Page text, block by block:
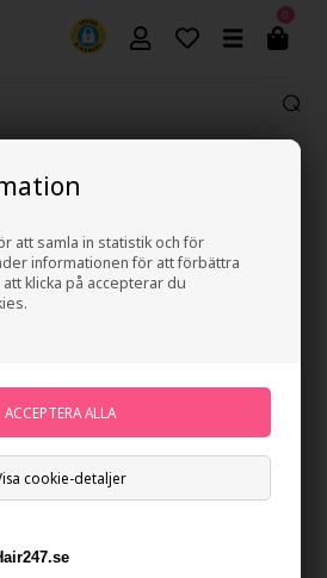
att samla in statistik och för
informationen för att förbättra
klicka på accepterar du
cookie-detaljer
0